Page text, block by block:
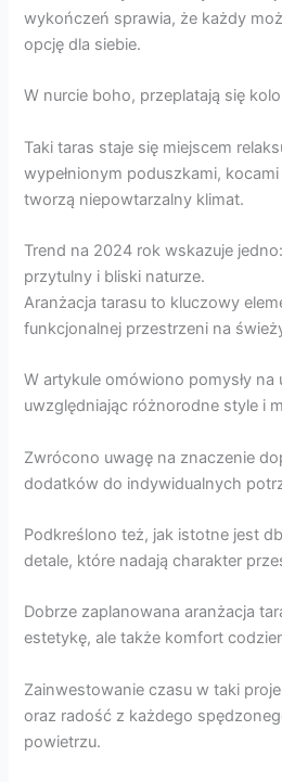
wykończeń sprawia, że każdy
opcję dla siebie.
W nurcie boho, przeplatają się
Taki taras staje się miejscem
wypełnionym poduszkami,
tworzą niepowtarzalny klimat.
Trend na 2024 rok wskazuje
przytulny i bliski naturze.
Aranżacja tarasu to kluczowy
funkcjonalnej przestrzeni na
W artykule omówiono pomysły na
uwzględniając różnorodne style i
Zwrócono uwagę na znaczenie
dodatków do indywidualnych
Podkreślono też, jak istotne jest
detale, które nadają charakter
Dobrze zaplanowana aranżacja
estetykę, ale także komfort
Zainwestowanie czasu w taki
oraz radość z każdego
powietrzu.